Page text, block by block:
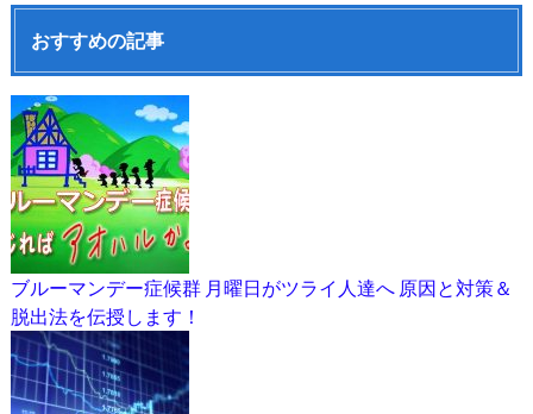
おすすめの記事
ブルーマンデー症候群 月曜日がツライ人達へ 原因と対策＆
脱出法を伝授します！